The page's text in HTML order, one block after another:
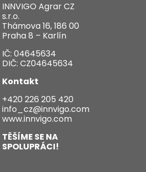
INNVIGO Agrar CZ
s.r.o.
Thámova 16, 186 00
Praha 8 – Karlín
IČ: 04645634
DIČ: CZ04645634
Kontakt
+420 226 205 420
info_cz@innvigo.com
www.innvigo.com
TĚŠÍME SE NA
SPOLUPRÁCI!